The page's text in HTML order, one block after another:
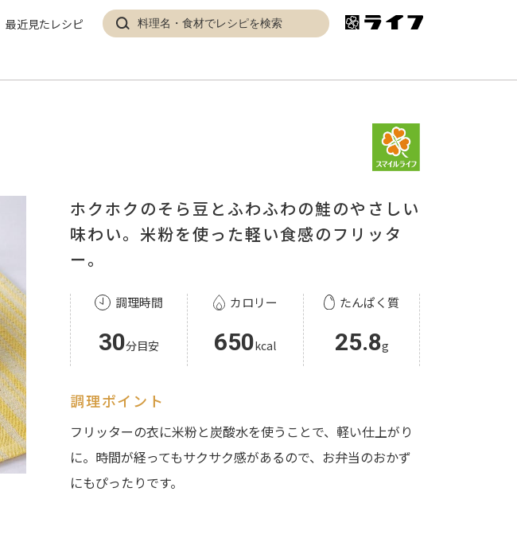
最近見たレシピ
ホクホクのそら豆とふわふわの鮭のやさしい
味わい。米粉を使った軽い食感のフリッタ
ー。
調理時間
30分目安
カロリー
650kcal
たんぱく質
25.8g
調理ポイント
フリッターの衣に米粉と炭酸水を使うことで、軽い仕上がり
に。時間が経ってもサクサク感があるので、お弁当のおかず
にもぴったりです。